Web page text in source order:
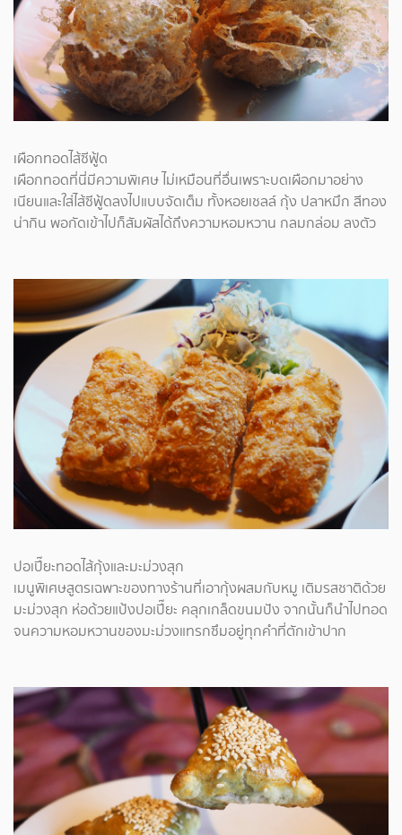
เผือกทอดไส้ซีฟู้ด
เผือกทอดที่นี่มีความพิเศษ ไม่เหมือนที่อื่นเพราะบดเผือกมาอย่าง
เนียนและใส่ไส้ซีฟู้ดลงไปแบบจัดเต็ม ทั้งหอยเชลล์ กุ้ง ปลาหมึก สีทอง
น่ากิน พอกัดเข้าไปก็สัมผัสได้ถึงความหอมหวาน กลมกล่อม ลงตัว
ปอเปี๊ยะทอดไส้กุ้งและมะม่วงสุก
เมนูพิเศษสูตรเฉพาะของทางร้านที่เอากุ้งผสมกับหมู เติมรสชาติด้วย
มะม่วงสุก ห่อด้วยแป้งปอเปี๊ยะ คลุกเกล็ดขนมปัง จากนั้นก็นำไปทอด
จนความหอมหวานของมะม่วงแทรกซึมอยู่ทุกคำที่ตักเข้าปาก